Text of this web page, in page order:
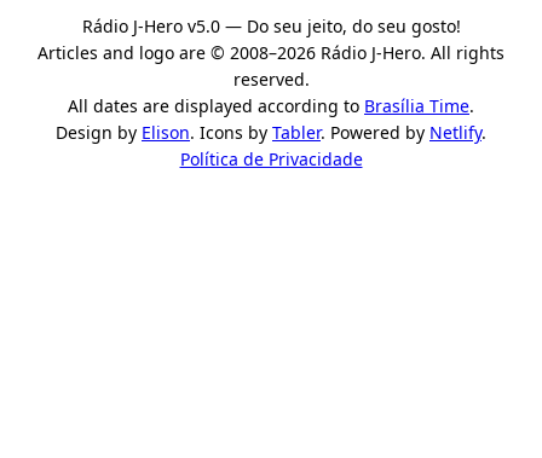
Rádio J-Hero v5.0 — Do seu jeito, do seu gosto!
Articles and logo are © 2008–2026 Rádio J-Hero. All rights
reserved.
All dates are displayed according to Brasília Time.
Design by Elison. Icons by Tabler. Powered by Netlify.
Política de Privacidade